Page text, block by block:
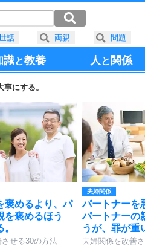
識と教養 人と 関係
にする。
褒めるより、パ
を褒めるほう
せる30の方法
夫婦関係
パートナーを
パートナーの
うが、罪が重
夫婦関係を改善
話 両親 問題